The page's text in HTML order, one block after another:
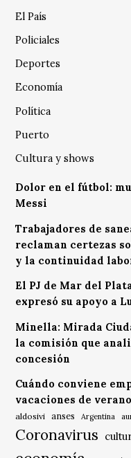
El País
Policiales
Deportes
Economía
Política
Puerto
Cultura y shows
Dolor en el fútbol:
Messi
Trabajadores de
reclaman certezas
y la continuidad
El PJ de Mar del
expresó su apoyo a
Minella: Mirada
la comisión que
concesión
Cuándo conviene
vacaciones de
aldosivi anses Argentina
Coronavirus